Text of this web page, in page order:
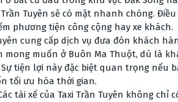
Tuyên sẽ có mặt nhanh chóng.
phương tiện công cộng hay xe khách.
cung cấp dịch vụ đưa đón khách
mong muốn ở Buôn Ma Thuột, dù là
tiện lợi này đặc biệt quan trọng nếu
tối ưu hóa thời gian.
tài xế của Taxi Trần Tuyên không chỉ